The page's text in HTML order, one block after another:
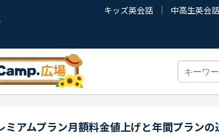
キッズ英会話 中高生英会話
ミアムプラン月額料金値上げと年間プランの